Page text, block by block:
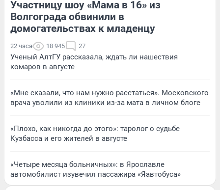
Участницу шоу «Мама в 16» из
Волгограда обвинили в
домогательствах к младенцу
22 часа 18 945 27
Ученый АлтГУ рассказала, ждать ли нашествия
комаров в августе
«Мне сказали, что нам нужно расстаться». Московского
врача уволили из клиники из-за мата в личном блоге
«Плохо, как никогда до этого»: таролог о судьбе
Кузбасса и его жителей в августе
«Четыре месяца больничных»: в Ярославле
автомобилист изувечил пассажира «Яавтобуса»